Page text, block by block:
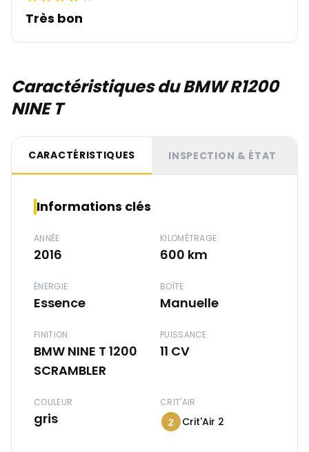
Très bon
Caractéristiques du BMW R1200
NINE T
CARACTÉRISTIQUES INSPECTION & ÉTAT
Informations clés
ANNÉE
2016
KILOMÉTRAGE
600 km
ÉNERGIE
Essence
BOÎTE
Manuelle
FINITION
BMW NINE T 1200
SCRAMBLER
PUISSANCE
11 CV
COULEUR
gris
CRIT'AIR
2 Crit'Air 2